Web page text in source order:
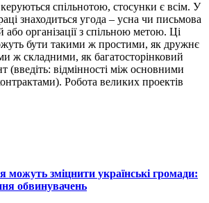
спільнотою, стосунки є всім. У
знаходиться угода – усна чи письмова
або організації з спільною метою. Ці
бути такими ж простими, як дружнє
ж складними, як багатосторінковий
відмінності між основними
Робота великих проектів
можуть зміцнити українські громади:
обвинувачень